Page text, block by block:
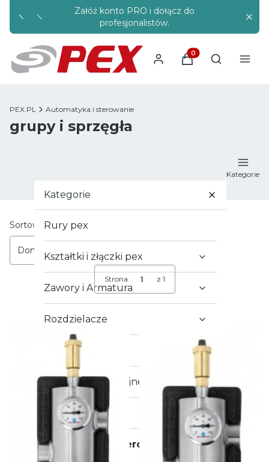
Załóż konto PRO i dołącz do
profesjonalistów.
Produkty w
Otwórz
PEX.PL Automatyka i sterowanie
grupy i sprzęgła
Kategorie
Kategorie
Rury pex
Kształtki i złączki pex
Zawory i Armatura
Rozdzielacze
Grzejniki
Systemy instalacyjne
Narzędzia
Automatyka i sterowanie
Lista produktów
Sortowanie:
Domyślne
Strona z 1